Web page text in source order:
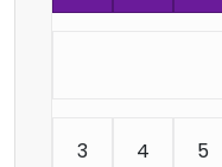
3 4 5